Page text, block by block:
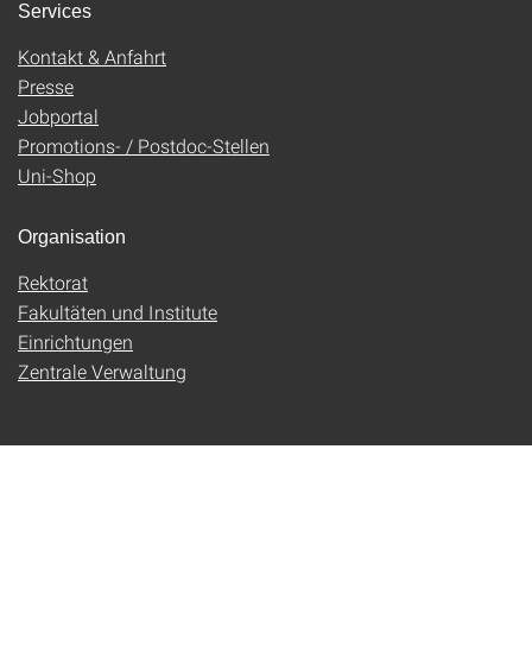
Services
Kontakt & Anfahrt
Presse
Jobportal
Promotions- / Postdoc-Stellen
Uni-Shop
Organisation
Rektorat
Fakultäten und Institute
Einrichtungen
Zentrale Verwaltung